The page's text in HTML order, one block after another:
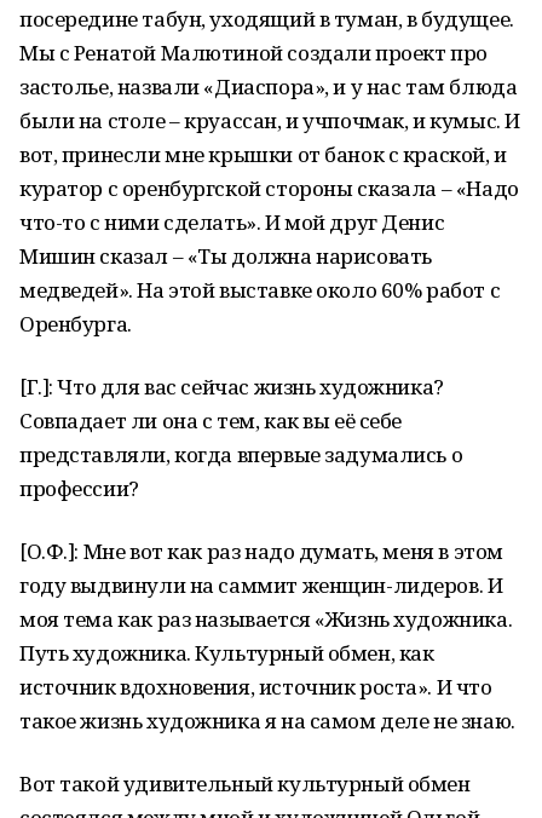
посередине табун, уходящий в туман, в будущее.
Мы с Ренатой Малютиной создали проект про
застолье, назвали «Диаспора», и у нас там блюда
были на столе – круассан, и учпочмак, и кумыс. И
вот, принесли мне крышки от банок с краской, и
куратор с оренбургской стороны сказала – «Надо
что-то с ними сделать». И мой друг Денис
Мишин сказал – «Ты должна нарисовать
медведей». На этой выставке около 60% работ с
Оренбурга.
[Г.]: Что для вас сейчас жизнь художника?
Совпадает ли она с тем, как вы её себе
представляли, когда впервые задумались о
профессии?
[О.Ф.]: Мне вот как раз надо думать, меня в этом
году выдвинули на саммит женщин-лидеров. И
моя тема как раз называется «Жизнь художника.
Путь художника. Культурный обмен, как
источник вдохновения, источник роста». И что
такое жизнь художника я на самом деле не знаю.
Вот такой удивительный культурный обмен